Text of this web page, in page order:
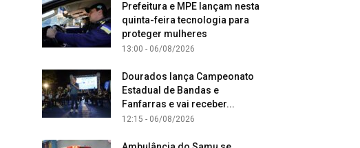
Prefeitura e MPE lançam nesta
quinta-feira tecnologia para
proteger mulheres
13:00 - 06/08/2026
Dourados lança Campeonato
Estadual de Bandas e
Fanfarras e vai receber...
12:15 - 06/08/2026